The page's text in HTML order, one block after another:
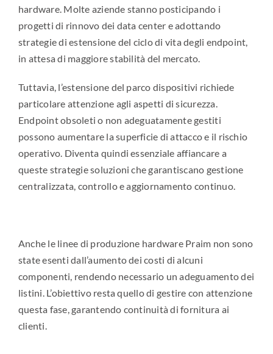
hardware. Molte aziende stanno posticipando i
progetti di rinnovo dei data center e adottando
strategie di estensione del ciclo di vita degli endpoint,
in attesa di maggiore stabilità del mercato.
Tuttavia, l’estensione del parco dispositivi richiede
particolare attenzione agli aspetti di sicurezza.
Endpoint obsoleti o non adeguatamente gestiti
possono aumentare la superficie di attacco e il rischio
operativo. Diventa quindi essenziale affiancare a
queste strategie soluzioni che garantiscano gestione
centralizzata, controllo e aggiornamento continuo.
Anche le linee di produzione hardware Praim non sono
state esenti dall’aumento dei costi di alcuni
componenti, rendendo necessario un adeguamento dei
listini. L’obiettivo resta quello di gestire con attenzione
questa fase, garantendo continuità di fornitura ai
clienti.